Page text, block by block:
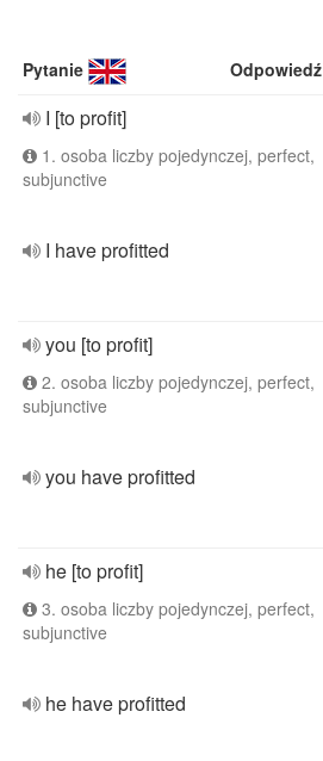
Pytanie Odpowiedź
I [to profit]
1. osoba liczby pojedynczej, perfect,
subjunctive
I have profitted
you [to profit]
2. osoba liczby pojedynczej, perfect,
subjunctive
you have profitted
he [to profit]
3. osoba liczby pojedynczej, perfect,
subjunctive
he have profitted